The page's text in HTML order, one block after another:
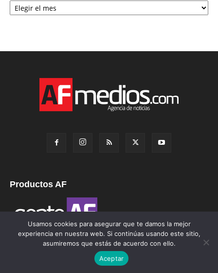
Productos AF
Usamos cookies para asegurar que te damos la mejor
experiencia en nuestra web. Si continúas usando este sitio,
asumiremos que estás de acuerdo con ello.
Aceptar